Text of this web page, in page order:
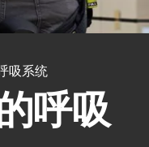
吸系统
呼吸